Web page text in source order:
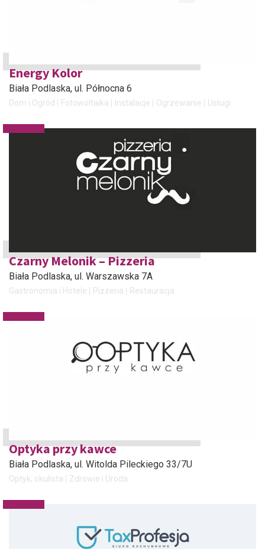
Energy Kolor
Biała Podlaska, ul. Północna 6
Dom i Ogród Fotowoltaika Instalacje Ogrzewanie Usługi
Czarny Melonik – Pizzeria
Biała Podlaska, ul. Warszawska 7A
Gastronomia i Hotele Pizzeria Restauracja
Optyka przy kawce
Biała Podlaska, ul. Witolda Pileckiego 33/7U
Optyk, okulista Zdrowie i Uroda